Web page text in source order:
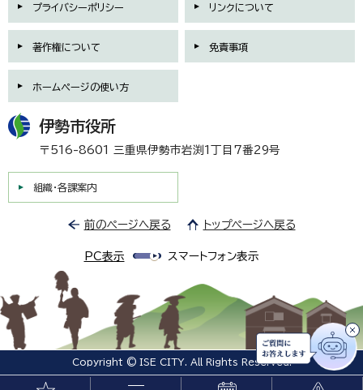
プライバシーポリシー リンクについて
著作権について 免責事項
ホームページの使い方
伊勢市役所
〒516-8601 三重県伊勢市岩渕1丁目7番29号
組織・各課案内
前のページへ戻る トップページへ戻る
PC表示 スマートフォン表示
Copyright © ISE CITY. All Rights Reserved.